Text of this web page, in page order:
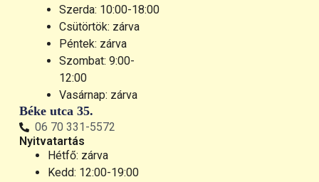
Béke utca 35.
06 70 331-5572
Nyitvatartás
Hétfő: zárva
Kedd: 12:00-19:00
Szerda: 10:00-18:00
Csütörtök: zárva
Péntek: zárva
Szombat: 9:00-
12:00
Vasárnap: zárva